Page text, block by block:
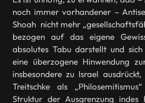
noch immer vorhandener –
Shoah nicht mehr
bezogen auf das eigene
absolutes Tabu darstellt und
eine überzogene Hinwendung
insbesondere zu Israel
Treitschke als
Struktur der Ausgrenzung